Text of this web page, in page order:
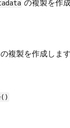
の複製を作
の複製を作成します